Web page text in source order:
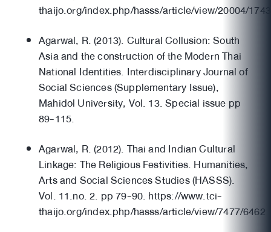
thaijo.org/index.php/hasss/article/view/20004/
Agarwal, R. (2013). Cultural Collusion: South
Asia and the construction of the Modern Thai
National Identities. Interdisciplinary Journal of
Social Sciences (Supplementary Issue),
Mahidol University, Vol. 13. Special issue pp
89-115.
Agarwal, R. (2012). Thai and Indian Cultural
Linkage: The Religious Festivities. Humanities,
Arts and Social Sciences Studies (HASSS).
Vol. 11.no. 2. pp 79-90. https://www.tci-
thaijo.org/index.php/hasss/article/view/7477/6462